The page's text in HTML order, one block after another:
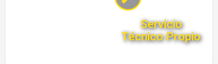
Servicio
Técnico Propio